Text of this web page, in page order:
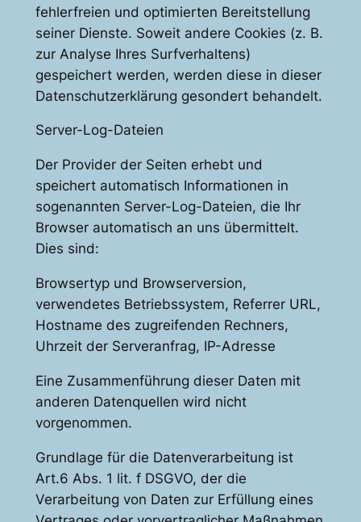
fehlerfreien und optimierten Bereitstellung
seiner Dienste. Soweit andere Cookies (z. B.
zur Analyse Ihres Surfverhaltens)
gespeichert werden, werden diese in dieser
Datenschutzerklärung gesondert behandelt.
Server-Log-Dateien
Der Provider der Seiten erhebt und
speichert automatisch Informationen in
sogenannten Server-Log-Dateien, die Ihr
Browser automatisch an uns übermittelt.
Dies sind:
Browsertyp und Browserversion,
verwendetes Betriebssystem, Referrer URL,
Hostname des zugreifenden Rechners,
Uhrzeit der Serveranfrag, IP-Adresse
Eine Zusammenführung dieser Daten mit
anderen Datenquellen wird nicht
vorgenommen.
Grundlage für die Datenverarbeitung ist
Art.6 Abs. 1 lit. f DSGVO, der die
Verarbeitung von Daten zur Erfüllung eines